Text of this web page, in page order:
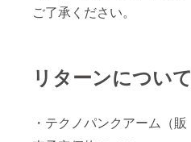
ご了承ください。
リターンについて
・テクノパンクアーム（販